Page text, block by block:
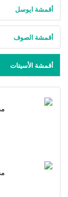
أقمشة ايوسل
أقمشة الصوف
أقمشة الأسيتات